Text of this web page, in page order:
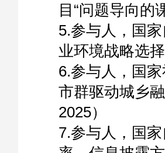
目“问题导向的
5.参与人，国
业环境战略选
6.参与人，国
市群驱动城乡
2025）
7.参与人，国